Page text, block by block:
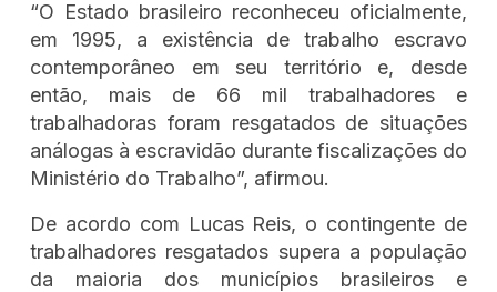
“O Estado brasileiro reconheceu oficialmente,
em 1995, a existência de trabalho escravo
contemporâneo em seu território e, desde
então, mais de 66 mil trabalhadores e
trabalhadoras foram resgatados de situações
análogas à escravidão durante fiscalizações do
Ministério do Trabalho”, afirmou.
De acordo com Lucas Reis, o contingente de
trabalhadores resgatados supera a população
da maioria dos municípios brasileiros e